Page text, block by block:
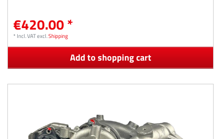
€420.00 *
* Incl. VATexcl.Shipping
Add to shopping cart